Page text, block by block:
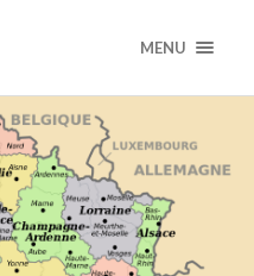
MENU